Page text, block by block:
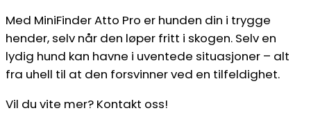
Med MiniFinder Atto Pro er hunden din i trygge
hender, selv når den løper fritt i skogen. Selv en
lydig hund kan havne i uventede situasjoner – alt
fra uhell til at den forsvinner ved en tilfeldighet.
Vil du vite mer? Kontakt oss!